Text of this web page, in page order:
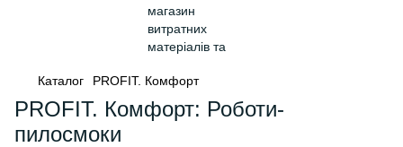
Каталог PROFIT. Комфорт
PROFIT. Комфорт: Роботи-
пилосмоки